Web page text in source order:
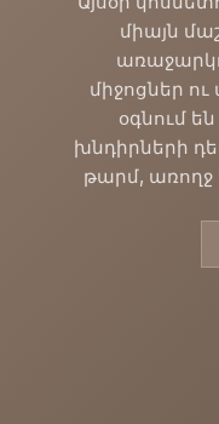
միայն
միջոցներ
օգնում
խնդիրների
թարմ, առողջ